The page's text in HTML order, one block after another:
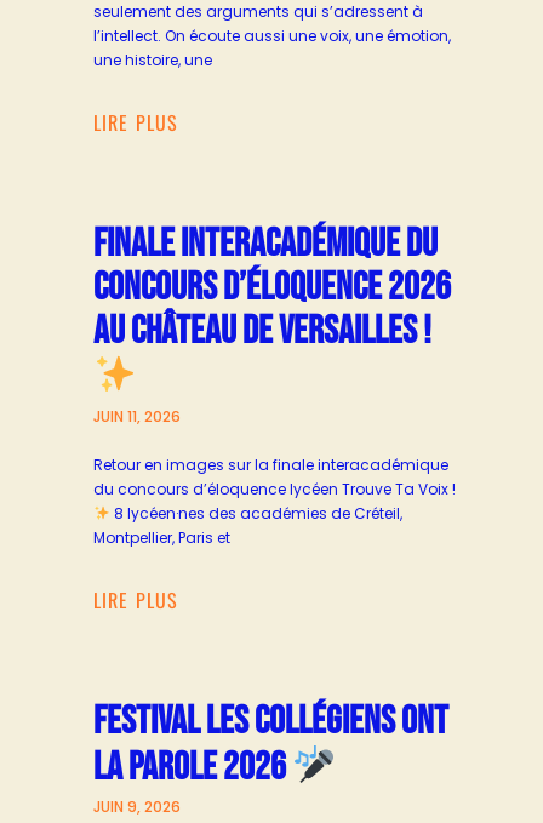
seulement des arguments qui s’adressent à
l’intellect. On écoute aussi une voix, une émotion,
une histoire, une
LIRE PLUS
FINALE INTERACADÉMIQUE DU
CONCOURS D’ÉLOQUENCE 2026
AU CHÂTEAU DE VERSAILLES !
JUIN 11, 2026
Retour en images sur la finale interacadémique
du concours d’éloquence lycéen Trouve Ta Voix !
8 lycéen·nes des académies de Créteil,
Montpellier, Paris et
LIRE PLUS
FESTIVAL LES COLLÉGIENS ONT
LA PAROLE 2026
JUIN 9, 2026